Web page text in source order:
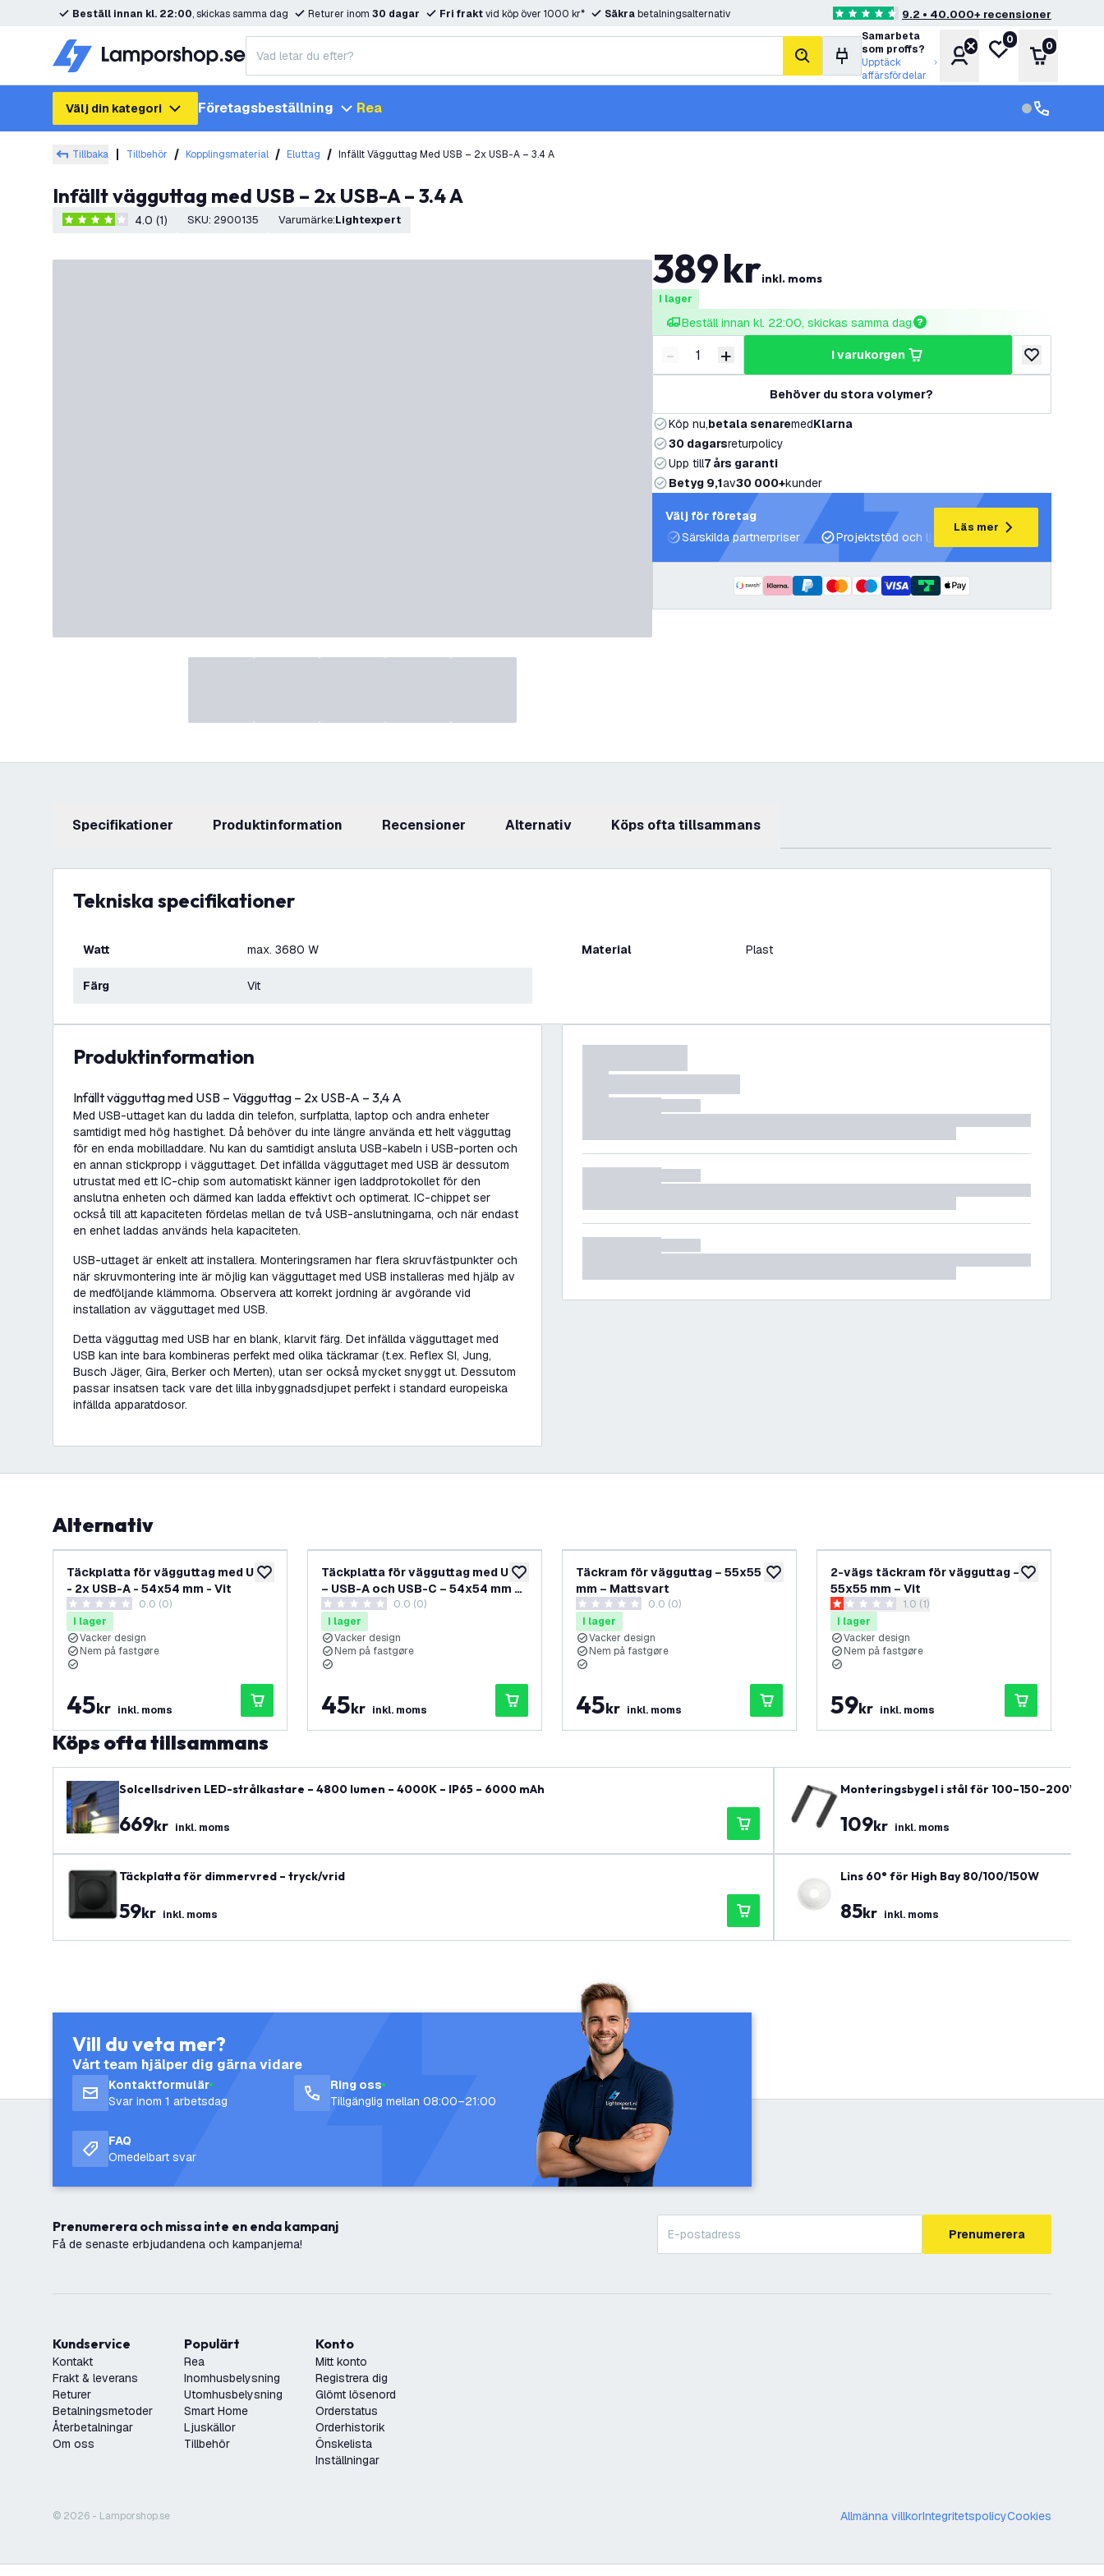
Beställ innan kl. 22:00, skickas samma dag Returer inom 30 dagar Fri fraktvid köp över 1000 kr* Säkrabetalningsalternativ 4.6 stjärnbetyg9.2 • 40.000+ recensioner
sök
Samarbeta
som proffs?
Upptäck
affärsfördelar
KontoMin önskelista
0
Varukorg
0
Välj din kategori Företagsbeställning Rea kundservice
kundservice
Tillbaka Tillbehör Kopplingsmaterial Eluttag Infällt Vägguttag Med USB – 2x USB-A – 3.4 A
Infällt vägguttag med USB – 2x USB-A – 3.4 A
4 stjärnbetyg 4.0 (1) SKU: 2900135 Varumärke: Lightexpert
389krinkl. moms
I lager
Beställ innan kl. 22:00, skickas samma dag
Minska antal
- Öka antal
+ i varukorgen
lägg till i
Behöver du stora volymer?
Köp nu,betala senaremedKlarna
30 dagarsreturpolicy
Upp till7 års garanti
Betyg 9,1av30 000+kunder
Infällt vägguttag med USB – 2x USB-A – 3.4 A
Välj för företag
Särskilda partnerpriser
Projektstöd och ljusplaner
Läs mer
Specifikationer produktinformation recensioner Alternativ Köps ofta tillsammans
Tekniska specifikationer
Watt max. 3680 W
Färg Vit
Material Plast
produktinformation
Infällt vägguttag med USB – Vägguttag – 2x USB-A – 3,4 A
Med USB-uttaget kan du ladda din telefon, surfplatta, laptop och andra enheter
samtidigt med hög hastighet. Då behöver du inte längre använda ett helt vägguttag
för en enda mobilladdare. Nu kan du samtidigt ansluta USB-kabeln i USB-porten och
en annan stickpropp i vägguttaget. Det infällda vägguttaget med USB är dessutom
utrustat med ett IC-chip som automatiskt känner igen laddprotokollet för den
anslutna enheten och därmed kan ladda effektivt och optimerat. IC-chippet ser
också till att kapaciteten fördelas mellan de två USB-anslutningarna, och när endast
en enhet laddas används hela kapaciteten.
USB-uttaget är enkelt att installera. Monteringsramen har flera skruvfästpunkter och
när skruvmontering inte är möjlig kan vägguttaget med USB installeras med hjälp av
de medföljande klämmorna. Observera att korrekt jordning är avgörande vid
installation av vägguttaget med USB.
Detta vägguttag med USB har en blank, klarvit färg. Det infällda vägguttaget med
USB kan inte bara kombineras perfekt med olika täckramar (t.ex. Reflex SI, Jung,
Busch Jäger, Gira, Berker och Merten), utan ser också mycket snyggt ut. Dessutom
passar insatsen tack vare det lilla inbyggnadsdjupet perfekt i standard europeiska
infällda apparatdosor.
Alternativ
lägg till i önskelistan
Täckplatta för vägguttag med USB
- 2x USB-A - 54x54 mm - Vit
0 stjärnbetyg 0.0 (0)
I lager
Vacker design
Nem på fastgøre
45kr inkl. moms
lägg till i önskelistan
Täckplatta för vägguttag med USB
– USB-A och USB-C – 54x54 mm –
Vit
0 stjärnbetyg 0.0 (0)
I lager
Vacker design
Nem på fastgøre
45kr inkl. moms
lägg till i önskelistan
Täckram för vägguttag – 55x55
mm – Mattsvart
0 stjärnbetyg 0.0 (0)
I lager
Vacker design
Nem på fastgøre
45kr inkl. moms
lägg till i
2-vägs täckram för vägguttag –
55x55 mm – Vit
öppna recensionspanel
1 stjärnbetyg 1.0 (1)
I lager
Vacker design
Nem på fastgøre
59kr inkl. moms
Köps ofta tillsammans
Solcellsdriven LED-strålkastare – 4800 lumen – 4000K – IP65 – 6000 mAh
669kr inkl. moms
Täckplatta för dimmervred – tryck/vrid
59kr inkl. moms
Monteringsbygel i stål för 100–150–200W
109kr inkl. moms
Lins 60° för High Bay 80/100/150W
85kr inkl. moms
Vill du veta mer?
Vårt team hjälper dig gärna vidare
Kontaktformulär
Svar inom 1 arbetsdag
Ring oss
Tillgänglig mellan 08:00–21:00
FAQ
Omedelbart svar
Prenumerera och missa inte en enda kampanj
Få de senaste erbjudandena och kampanjerna!
Prenumerera
Kundservice
Kontakt
Frakt & leverans
Returer
Betalningsmetoder
Återbetalningar
Om oss
Populärt
Rea
Inomhusbelysning
Utomhusbelysning
Smart Home
Ljuskällor
Tillbehör
Konto
Mitt konto
Registrera dig
Glömt lösenord
Orderstatus
Orderhistorik
Önskelista
Inställningar
© 2026 - Lamporshop.se Allmänna villkorIntegritetspolicyCookies